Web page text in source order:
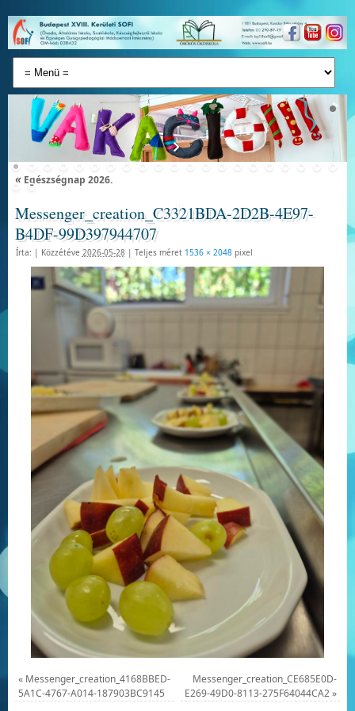
«Egészségnap 2026.
Messenger_creation_C3321BDA-2D2B-4E97-
B4DF-99D397944707
Írta: | Közzétéve 2026-05-28 | Teljes méret 1536 × 2048pixel
« Messenger_creation_4168BBED-
5A1C-4767-A014-187903BC9145
Messenger_creation_CE685E0D-
E269-49D0-8113-275F64044CA2»